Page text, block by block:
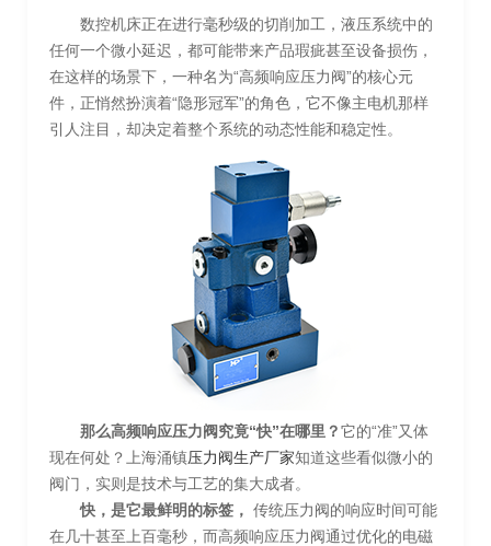
数控机床正在进行毫秒级的切削加工，液压系统中的
任何一个微小延迟，都可能带来产品瑕疵甚至设备损伤，
在这样的场景下，一种名为“高频响应压力阀”的核心元
件，正悄然扮演着“隐形冠军”的角色，它不像主电机那样
引人注目，却决定着整个系统的动态性能和稳定性。
那么高频响应压力阀究竟“快”在哪里？它的“准”又体
现在何处？上海涌镇压力阀生产厂家知道这些看似微小的
阀门，实则是技术与工艺的集大成者。
快，是它最鲜明的标签， 传统压力阀的响应时间可能
在几十甚至上百毫秒，而高频响应压力阀通过优化的电磁